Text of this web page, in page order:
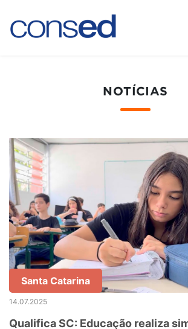
NOTÍCIAS
Santa Catarina
14.07.2025
Qualifica SC: Educação realiza